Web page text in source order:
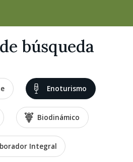
búsqueda
Enoturismo
Biodinámico
Integral